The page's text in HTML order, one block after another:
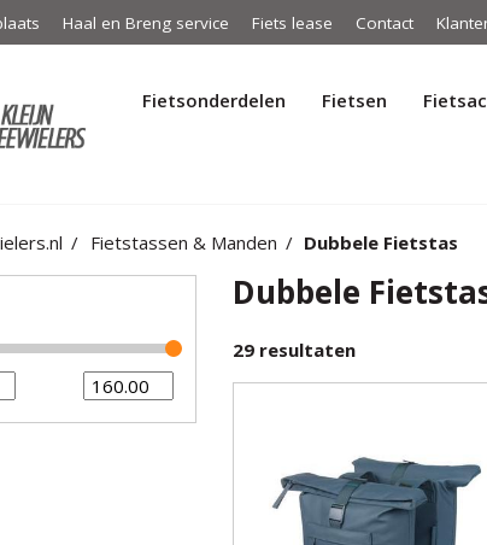
Haal en Breng service Fiets lease Contact
Fietsonderdelen Fietsen
Fietstassen & Manden Dubbele Fietstas
Dubbele
29 resultaten